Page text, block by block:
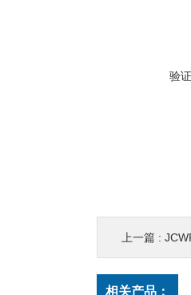
验
上一篇 :
相关产品：